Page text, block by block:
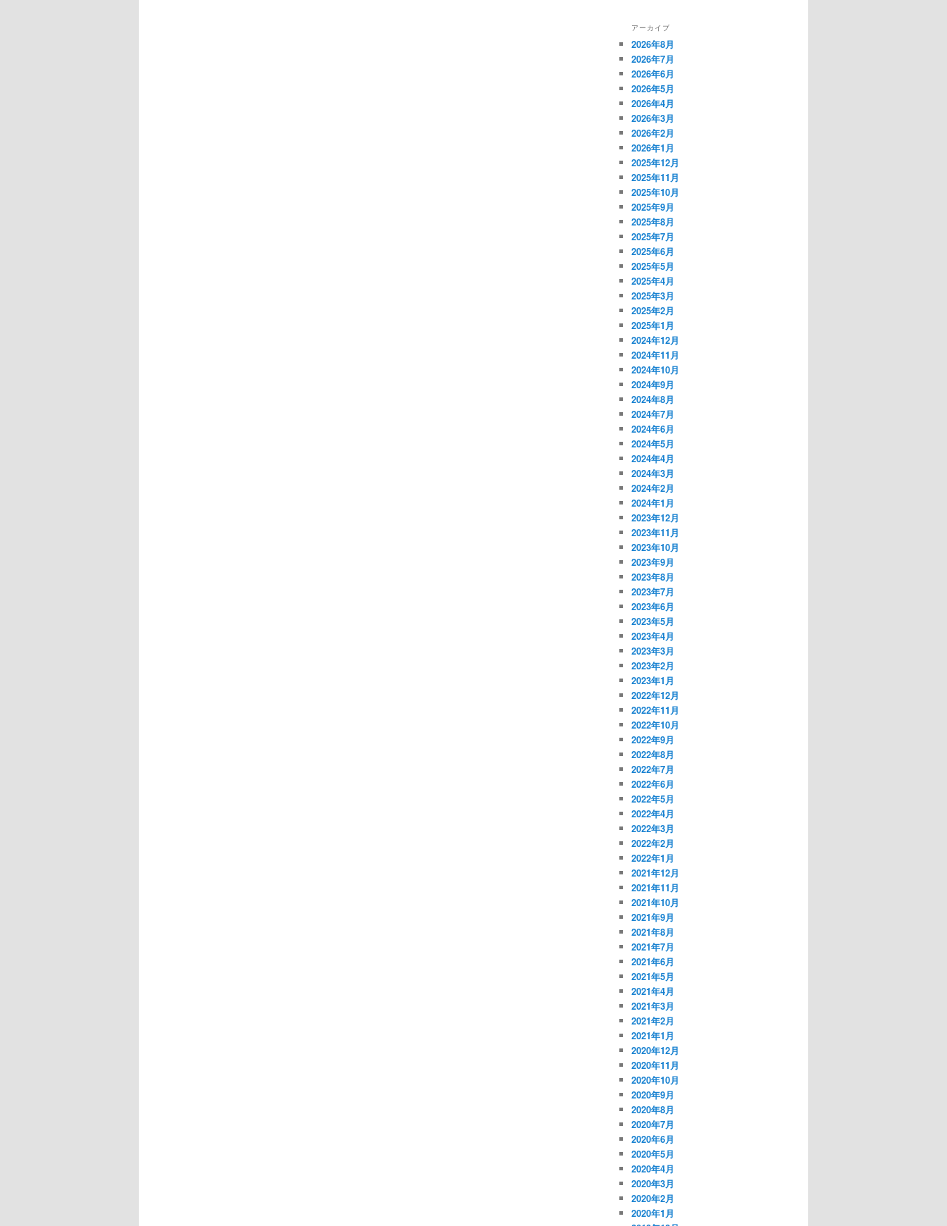
アーカイブ
2026年8月
2026年7月
2026年6月
2026年5月
2026年4月
2026年3月
2026年2月
2026年1月
2025年12月
2025年11月
2025年10月
2025年9月
2025年8月
2025年7月
2025年6月
2025年5月
2025年4月
2025年3月
2025年2月
2025年1月
2024年12月
2024年11月
2024年10月
2024年9月
2024年8月
2024年7月
2024年6月
2024年5月
2024年4月
2024年3月
2024年2月
2024年1月
2023年12月
2023年11月
2023年10月
2023年9月
2023年8月
2023年7月
2023年6月
2023年5月
2023年4月
2023年3月
2023年2月
2023年1月
2022年12月
2022年11月
2022年10月
2022年9月
2022年8月
2022年7月
2022年6月
2022年5月
2022年4月
2022年3月
2022年2月
2022年1月
2021年12月
2021年11月
2021年10月
2021年9月
2021年8月
2021年7月
2021年6月
2021年5月
2021年4月
2021年3月
2021年2月
2021年1月
2020年12月
2020年11月
2020年10月
2020年9月
2020年8月
2020年7月
2020年6月
2020年5月
2020年4月
2020年3月
2020年2月
2020年1月